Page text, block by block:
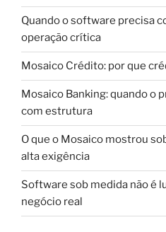
Quando o software precisa
operação crítica
Mosaico Crédito: por que
Mosaico Banking: quando o
com estrutura
O que o Mosaico mostrou
alta exigência
Software sob medida não é
negócio real